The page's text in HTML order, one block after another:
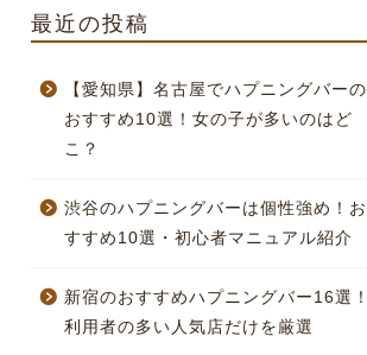
最近の投稿
【愛知県】名古屋でハプニングバーの
おすすめ10選！女の子が多いのはど
こ？
渋谷のハプニングバーは個性強め！お
すすめ10選・初心者マニュアル紹介
新宿のおすすめハプニングバー16選！
利用者の多い人気店だけを厳選